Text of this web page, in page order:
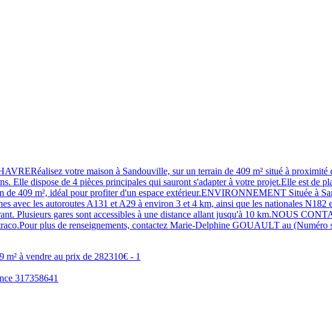
votre maison à Sandouville, sur un terrain de 409 m² situé à proximité
Elle dispose de 4 pièces principales qui sauront s'adapter à votre projet.Elle est de
de 409 m², idéal pour profiter d'un espace extérieur.ENVIRONNEMENT Située à
avec les autoroutes A131 et A29 à environ 3 et 4 km, ainsi que les nationales
Plusieurs gares sont accessibles à une distance allant jusqu'à 10 km.NOUS
plus de renseignements, contactez Marie-Delphine GOUAULT au